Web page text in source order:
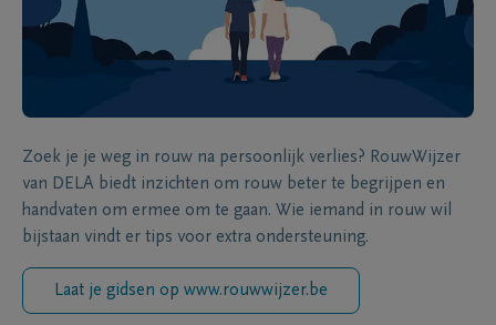
Zoek je je weg in rouw na persoonlijk verlies? RouwWijzer
van DELA biedt inzichten om rouw beter te begrijpen en
handvaten om ermee om te gaan. Wie iemand in rouw wil
bijstaan vindt er tips voor extra ondersteuning.
Laat je gidsen op www.rouwwijzer.be